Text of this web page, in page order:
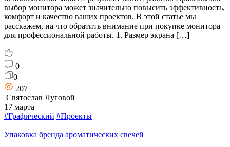
выбор монитора может значительно повысить эффективность,
комфорт и качество ваших проектов. В этой статье мы
расскажем, на что обратить внимание при покупке монитора
для профессиональной работы. 1. Размер экрана […]
0
0
207
Святослав Луговой
17 марта
#Графический #Проекты
Упаковка бренда ароматических свечей